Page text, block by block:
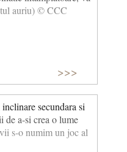
auriu) © CCC
>>>
secundara si
de a-si crea o lume
s-o numim un joc al